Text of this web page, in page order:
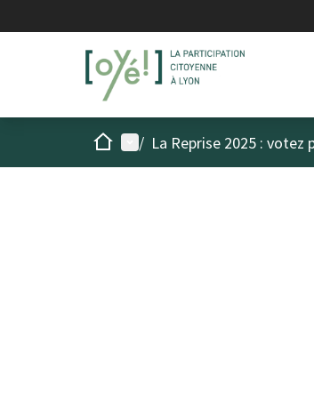
AccueilMenu principal
/ La Reprise 2025 :